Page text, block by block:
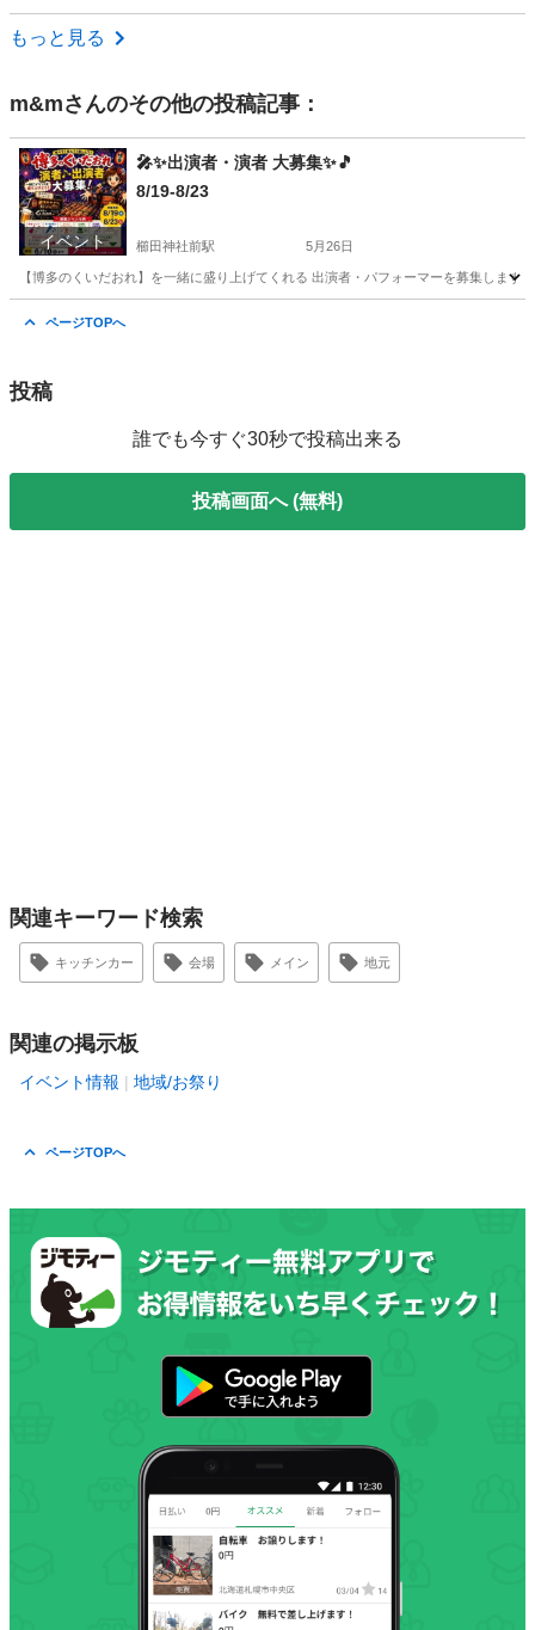
福岡 築上郡
もっと見る
m&mさんのその他の投稿記事：
イベント
🎤✨出演者・演者 大募集✨🎵
8/19-8/23
櫛田神社前駅 5月26日
【博多のくいだおれ】を一緒に盛り上げてくれる 出演者・パフォーマーを募集しま
ページTOPへ
投稿
誰でも今すぐ30秒で投稿出来る
投稿画面へ (無料)
関連キーワード検索
キッチンカー 会場 メイン 地元
関連の掲示板
イベント情報 地域/お祭り
ページTOPへ